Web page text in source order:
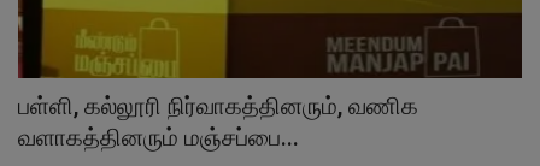
பள்ளி, கல்லூரி நிர்வாகத்தினரும், வணிக
வளாகத்தினரும் மஞ்சப்பை...